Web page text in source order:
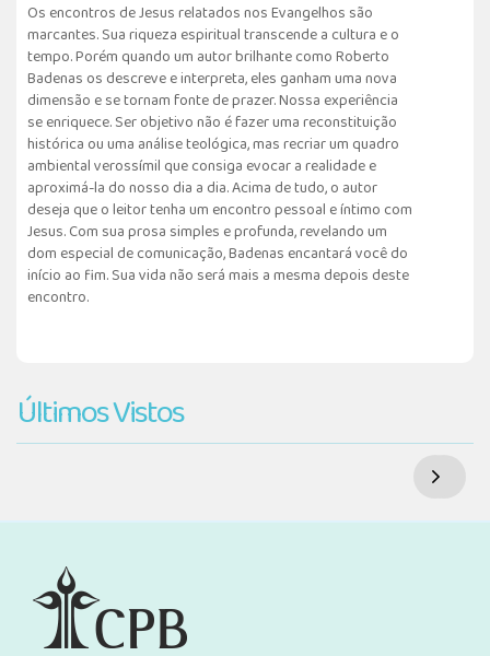
Os encontros de Jesus relatados nos Evangelhos são
marcantes. Sua riqueza espiritual transcende a cultura e o
tempo. Porém quando um autor brilhante como Roberto
Badenas os descreve e interpreta, eles ganham uma nova
dimensão e se tornam fonte de prazer. Nossa experiência
se enriquece. Ser objetivo não é fazer uma reconstituição
histórica ou uma análise teológica, mas recriar um quadro
ambiental verossímil que consiga evocar a realidade e
aproximá-la do nosso dia a dia. Acima de tudo, o autor
deseja que o leitor tenha um encontro pessoal e íntimo com
Jesus. Com sua prosa simples e profunda, revelando um
dom especial de comunicação, Badenas encantará você do
início ao fim. Sua vida não será mais a mesma depois deste
encontro.
Últimos Vistos